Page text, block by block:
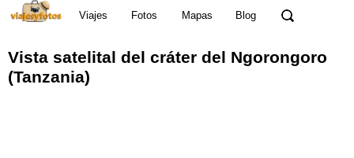
Viajes Fotos Mapas Blog
Vista satelital del cráter del Ngorongoro
(Tanzania)